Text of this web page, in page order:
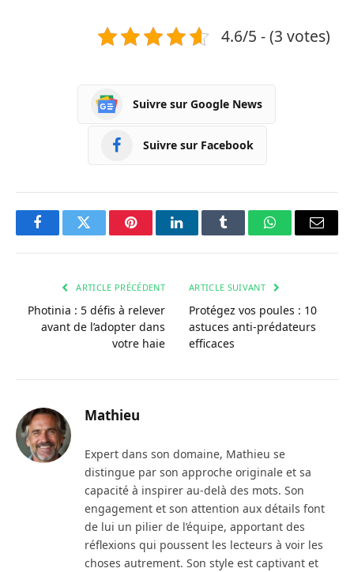
4.6/5 - (3 votes)
Suivre sur Google News
Suivre sur Facebook
FacebookTwitter PinterestLinkedInTumblr WhatsApp
ARTICLE PRÉCÉDENT
Photinia : 5 défis à relever
avant de l’adopter dans
votre haie
ARTICLE SUIVANT
Protégez vos poules : 10
astuces anti-prédateurs
efficaces
Mathieu
Expert dans son domaine, Mathieu se
distingue par son approche originale et sa
capacité à inspirer au-delà des mots. Son
engagement et son attention aux détails font
de lui un pilier de l’équipe, apportant des
réflexions qui poussent les lecteurs à voir les
choses autrement. Son style est captivant et